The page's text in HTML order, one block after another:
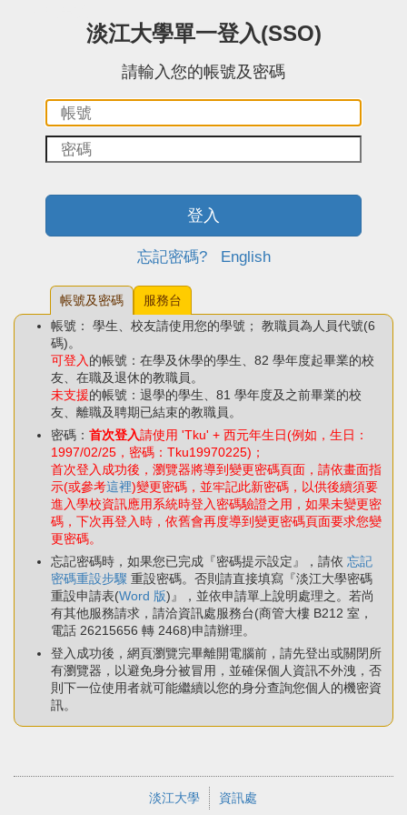
淡江大學單一登入(SSO)
請輸入您的帳號及密碼
碼：
登入
忘記密碼? English
帳號及密碼
服務台
帳號： 學生、校友請使用您的學號； 教職員為人員代號(6
碼)。
可登入 的帳號：在學及休學的學生、82 學年度起畢業的校
友、在職及退休的教職員。
未支援的帳號：退學的學生、81 學年度及之前畢業的校
友、離職及聘期已結束的教職員。
密碼： 首次登入請使用 'Tku' + 西元年生日(例如，生日：
1997/02/25，密碼：Tku19970225)；
首次登入成功後，瀏覽器將導到變更密碼頁面，請依畫面指
示(或參考這裡)變更密碼，並牢記此新密碼，以供後續須要
進入學校資訊應用系統時登入密碼驗證之用，如果未變更密
碼，下次再登入時，依舊會再度導到變更密碼頁面要求您變
更密碼。
忘記密碼時，如果您已完成『密碼提示設定』，請依 忘記
密碼重設步驟 重設密碼。否則請直接填寫『淡江大學密碼
重設申請表(Word 版)』，並依申請單上說明處理之。若尚
有其他服務請求，請洽資訊處服務台(商管大樓 B212 室，
電話 26215656 轉 2468)申請辦理。
登入成功後，網頁瀏覽完畢離開電腦前，請先登出或關閉所
有瀏覽器，以避免身分被冒用，並確保個人資訊不外洩，否
則下一位使用者就可能繼續以您的身分查詢您個人的機密資
訊。
淡江大學 資訊處